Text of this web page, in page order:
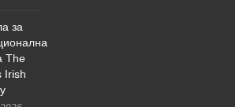
за
The
Irish